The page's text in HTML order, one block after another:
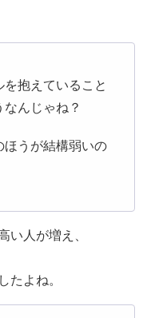
抱えていること
んじゃね？
ほうが結構弱いの
い人が増え、
たよね。